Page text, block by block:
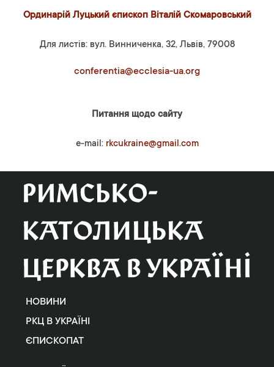
Ординарій Луцький єпископ Віталій Скомаровський
Для листів: вул. Винниченка, 32, Львів, 79008
conferentia@ecclesia-ua.org
Питання щодо сайту
e-mail: rkcukraine@gmail.com
НОВИНИ
РКЦ В УКРАЇНІ
ЄПИСКОПАТ